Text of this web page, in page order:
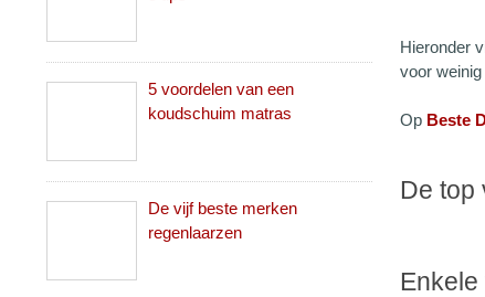
Hieronder
voor
Op Beste
De top
5 voordelen van een
koudschuim matras
De vijf beste merken
regenlaarzen